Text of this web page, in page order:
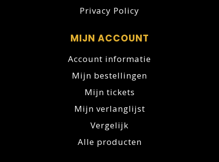
Privacy Policy
MIJN ACCOUNT
Account informatie
Mijn bestellingen
Mijn tickets
Mijn verlanglijst
Vergelijk
Alle producten